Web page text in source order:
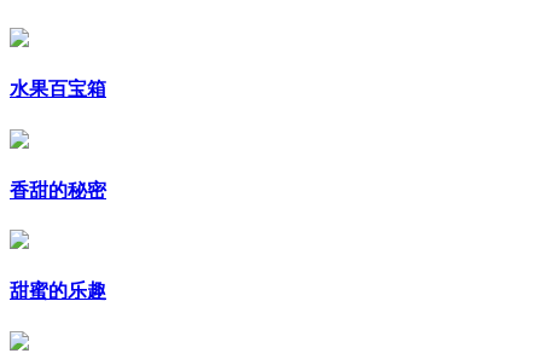
水果百宝箱
香甜的秘密
甜蜜的乐趣